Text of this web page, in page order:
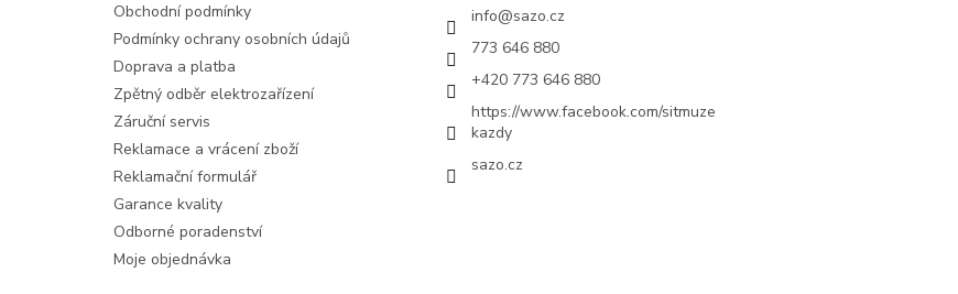
Obchodní podmínky
Podmínky ochrany osobních údajů
Doprava a platba
Zpětný odběr elektrozařízení
Záruční servis
Reklamace a vrácení zboží
Reklamační formulář
Garance kvality
Odborné poradenství
Moje objednávka
info@sazo.cz
773 646 880
+420 773 646 880
https://www.facebook.com/sitmuze
kazdy
sazo.cz